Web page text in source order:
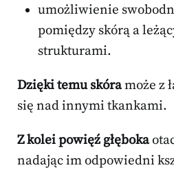
umożliwienie
pomiędzy skórą a
strukturami.
Dzięki temu skóramoże z
się nad innymi tkankami.
Z kolei powięź głęboka
nadając im odpowiedni